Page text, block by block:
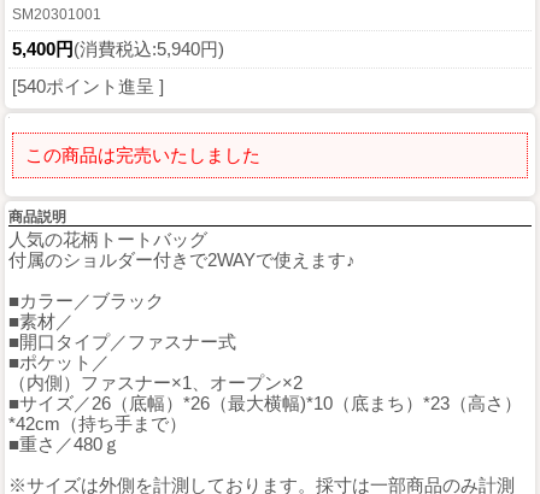
SM20301001
5,400円(消費税込:5,940円)
[540ポイント進呈 ]
この商品は完売いたしました
商品説明
人気の花柄トートバッグ
付属のショルダー付きで2WAYで使えます♪
■カラー／ブラック
■素材／
■開口タイプ／ファスナー式
■ポケット／
（内側）ファスナー×1、オープン×2
■サイズ／26（底幅）*26（最大横幅)*10（底まち）*23（高さ）
*42cm（持ち手まで）
■重さ／480ｇ
※サイズは外側を計測しております。採寸は一部商品のみ計測